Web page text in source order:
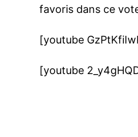
favoris dans ce
[youtube
[youtube